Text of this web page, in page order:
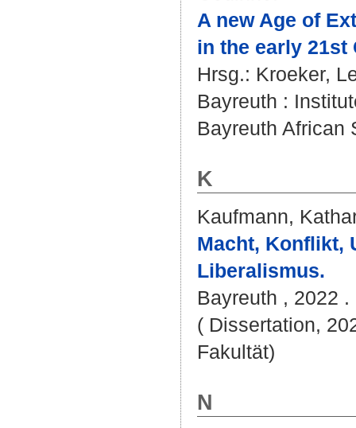
A new Age of
in the early 21st
Hrsg.: Kroeker,
Bayreuth :
Bayreuth African
K
Kaufmann,
Macht, Konflikt,
Liberalismus.
Bayreuth , 2022 .
( Dissertation,
Fakultät)
N